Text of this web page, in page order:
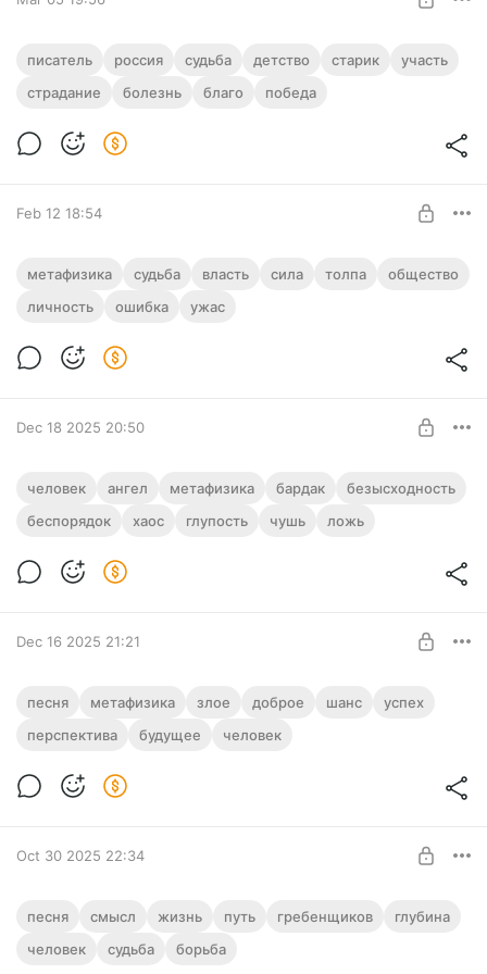
Чехов - маленький человечек или
великий гений?
Level required:
писатель россия судьба детство старик
участь
страдание
болезнь благо победа
Feb 12 18:54
Мое отношение к Владимиру
Маяковскому. Скучнейшая статья
Level required:
метафизика судьба власть сила толпа
общество
личность
ошибка ужас
Dec 18 2025 20:50
О глубокой социальной песне «Бодун
Гуманитария» на стихи Прокофия
Хлебодарова
О прозревшем человеке честная песня
Level required:
человек ангел метафизика бардак
безысходность
беспорядок
хаос глупость чушь ложь
Dec 16 2025 21:21
Метафизическая песня «Дворник»
группы Агата Кристи о будущем после
смерти для большинства людей
Тут тизер ни к чему.
Level required:
песня метафизика злое доброе шанс
успех
перспектива
будущее человек
Oct 30 2025 22:34
«Дарья, Дарья...» - глубочайшая песня
Аквариума
Level required:
песня смысл жизнь путь гребенщиков
глубина
человек
судьба борьба